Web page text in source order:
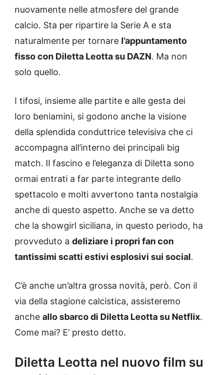
nuovamente nelle atmosfere del grande
calcio. Sta per ripartire la Serie A e sta
naturalmente per tornare l’appuntamento
fisso con Diletta Leotta su DAZN. Ma non
solo quello.
I tifosi, insieme alle partite e alle gesta dei
loro beniamini, si godono anche la visione
della splendida conduttrice televisiva che ci
accompagna all’interno dei principali big
match. Il fascino e l’eleganza di Diletta sono
ormai entrati a far parte integrante dello
spettacolo e molti avvertono tanta nostalgia
anche di questo aspetto. Anche se va detto
che la showgirl siciliana, in questo periodo, ha
provveduto a deliziare i propri fan con
tantissimi scatti estivi esplosivi sui social.
C’è anche un’altra grossa novità, però. Con il
via della stagione calcistica, assisteremo
anche allo sbarco di Diletta Leotta su Netflix.
Come mai? E’ presto detto.
Diletta Leotta nel nuovo film su